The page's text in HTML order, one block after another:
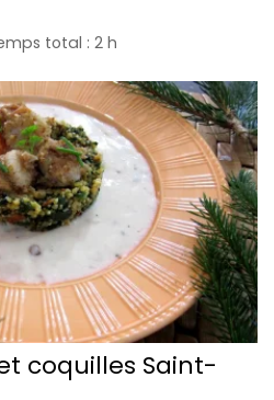
total : 2 h
coquilles Saint-